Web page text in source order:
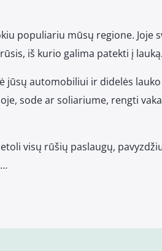
populiariu mūsų regione. Joje
iš kurio galima patekti į lauką.
jūsų automobiliui ir didelės
sode ar soliariume, rengti
visų rūšių paslaugų,